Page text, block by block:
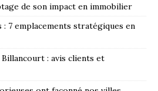
de son impact en immobilier
: 7 emplacements stratégiques en
: avis clients et